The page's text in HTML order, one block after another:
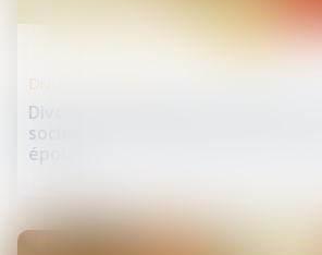
Divorce et entreprise exploitée
société : comment évaluer les
époux ?
Divorce et séparation